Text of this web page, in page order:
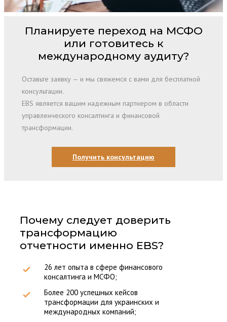
Планируете переход на МСФО
или готовитесь к
международному аудиту?
Оставьте заявку — и мы свяжемся с вами для бесплатной
консультации.
EBS является вашим надежным партнером в области
управленческого консалтинга и финансовой
трансформации.
Получить консультацию
Почему следует доверить
трансформацию
отчетности именно EBS?
26 лет опыта в сфере финансового
консалтинга и МСФО;
Более 200 успешных кейсов
трансформации для украинских и
международных компаний;